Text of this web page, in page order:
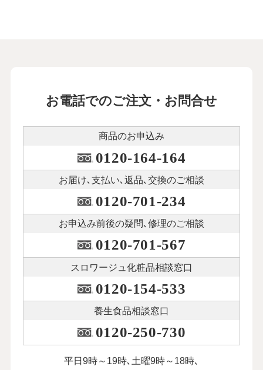
お電話でのご注文・お問合せ
商品のお申込み
0120-164-164
お届け､支払い､ 返品､交換のご相談
0120-701-234
お申込み前後の疑問､修理のご相談
0120-701-567
スロワージュ化粧品相談窓口
0120-154-533
養生食品相談窓口
0120-250-730
平日9時～19時､土曜9時～18時､